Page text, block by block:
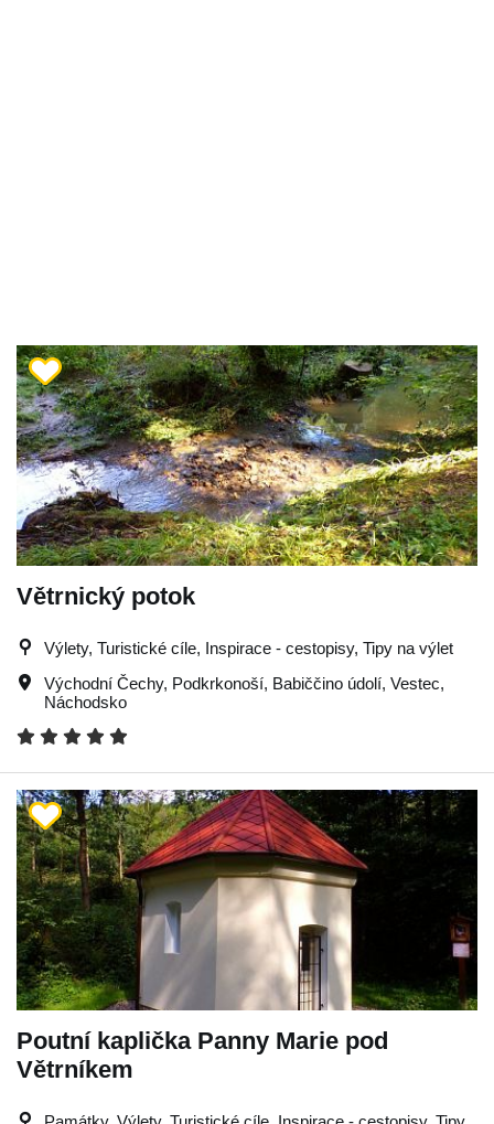
Větrnický potok
Výlety, Turistické cíle, Inspirace - cestopisy, Tipy na výlet
Východní Čechy, Podkrkonoší, Babiččino údolí, Vestec,
Náchodsko
Poutní kaplička Panny Marie pod
Větrníkem